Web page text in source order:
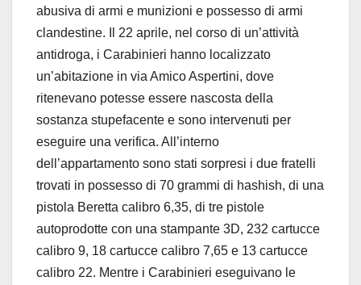
abusiva di armi e munizioni e possesso di armi
clandestine. Il 22 aprile, nel corso di un’attività
antidroga, i Carabinieri hanno localizzato
un’abitazione in via Amico Aspertini, dove
ritenevano potesse essere nascosta della
sostanza stupefacente e sono intervenuti per
eseguire una verifica. All’interno
dell’appartamento sono stati sorpresi i due fratelli
trovati in possesso di 70 grammi di hashish, di una
pistola Beretta calibro 6,35, di tre pistole
autoprodotte con una stampante 3D, 232 cartucce
calibro 9, 18 cartucce calibro 7,65 e 13 cartucce
calibro 22. Mentre i Carabinieri eseguivano le